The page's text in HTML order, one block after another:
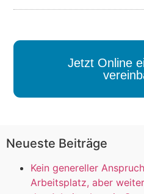
Neueste Beiträge
Kein genereller
Arbeitsplatz, aber
Jetzt Online